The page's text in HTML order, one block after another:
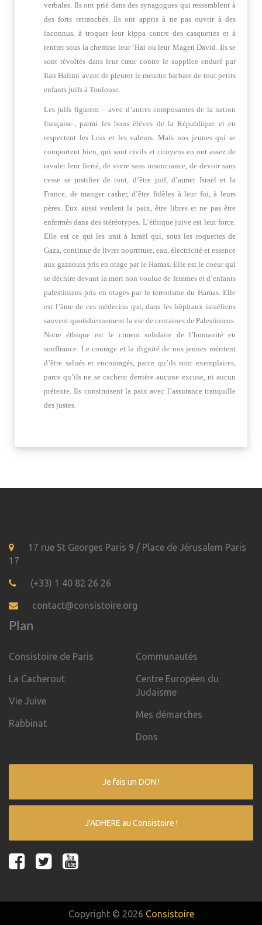
verbales. Ils ont prié dans des synagogues qui ressemblent à
des forts retranchés. Ils ont appris à ne pas ouvrir à des
inconnus, à troquer leur kippa contre des casquettes et à
rentrer sous la chemise leur ‘Hai ou leur Magen David. Ils se
sont révoltés dans leur cœur contre le supplice enduré par
Ilan Halimi avant de pleurer le meurtre barbare de tout petits
enfants juifs à Toulouse.
Les juifs figurent – avec d’autres composantes de la nation
française-, parmi les bons élèves de la République et en
respectent les Lois et les valeurs. Mais nos jeunes qui se
comportent bien, qui sont civils et citoyens en ont assez de
ravaler leur fierté, de vivre sans insouciance, de devoir sans
cesse se justifier de tout, d’être juif, d’aimer Israël et la
France, de manger casher, d’être fidèles à leur foi, à leurs
pères. Eux aussi veulent la paix, être libres et ne pas être
enfermés dans des stéréotypes. L’éthique juive est leur force.
Elle est ce qui les unit à Israël qui, sous les roquettes de
Gaza, continue de livrer nourriture, eau, électricité et essence
aux gazaouis pris en otage par le Hamas. Elle est le coeur qui
se déchire devant la mort non voulue de femmes et d’enfants
palestiniens pris en otages par le terrorisme du Hamas. Elle
est l’âme de ces médecins qui, dans les hôpitaux israéliens
sauvent quotidiennement la vie de centaines de Palestiniens.
Notre éthique est le ciment solidaire de l’humanité en
souffrance. Le courage et la dignité de nos jeunes méritent
d’être salués et encouragés, parce qu’ils sont exemplaires,
parce qu’ils ne se cachent derrière aucune excuse, ni aucun
prétexte. Ils construisent la paix avec l’assurance tranquille
des justes.
17 rue St Georges Paris 9 / Place de Jérusalem Paris
17
(+33) 1 40 82 26 26
contact@consistoire.org
Plan
Consistoire de Paris
La Cacherout
Vie Juive
Rabbinat
Communautés
Centre Européen du
Judaïsme
Mes démarches
Dons
Je fais un DON !
J'ADHERE au Consistoire !
Copyright © 2026 Consistoire